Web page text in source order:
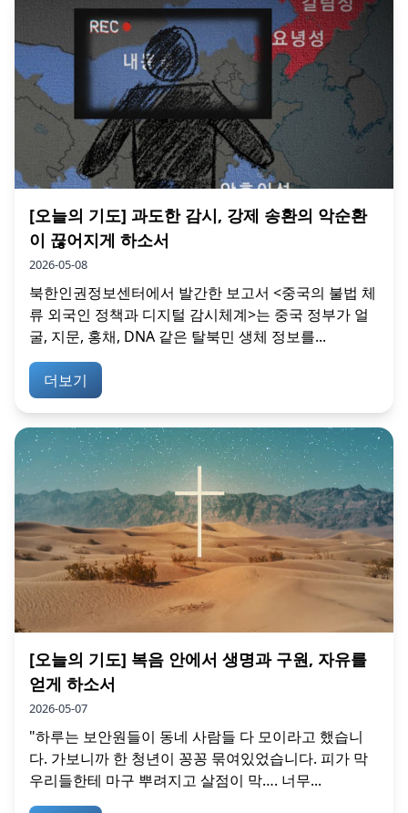
[오늘의 기도] 과도한 감시, 강제 송환의 악순환
이 끊어지게 하소서
2026-05-08
북한인권정보센터에서 발간한 보고서 <중국의 불법 체
류 외국인 정책과 디지털 감시체계>는 중국 정부가 얼
굴, 지문, 홍채, DNA 같은 탈북민 생체 정보를...
더보기
[오늘의 기도] 복음 안에서 생명과 구원, 자유를
얻게 하소서
2026-05-07
"하루는 보안원들이 동네 사람들 다 모이라고 했습니
다. 가보니까 한 청년이 꽁꽁 묶여있었습니다. 피가 막
우리들한테 마구 뿌려지고 살점이 막…. 너무...